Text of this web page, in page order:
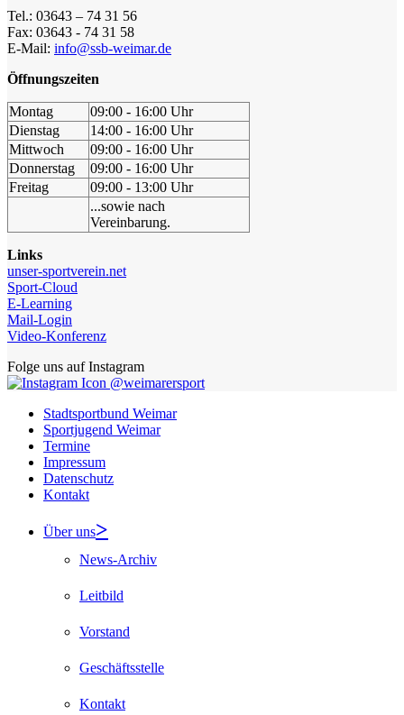
Tel.: 03643 – 74 31 56
Fax: 03643 - 74 31 58
E-Mail: info@ssb-weimar.de
Öffnungszeiten
Montag
09:00 - 16:00 Uhr
Dienstag
14:00 - 16:00 Uhr
Mittwoch
09:00 - 16:00 Uhr
Donnerstag
09:00 - 16:00 Uhr
Freitag
09:00 - 13:00 Uhr
...sowie nach
Vereinbarung.
Links
unser-sportverein.net
Sport-Cloud
E-Learning
Mail-Login
Video-Konferenz
Folge uns auf Instagram
@weimarersport
Stadtsportbund Weimar
Sportjugend Weimar
Termine
Impressum
Datenschutz
Kontakt
Über uns
News-Archiv
Leitbild
Vorstand
Geschäftsstelle
Kontakt